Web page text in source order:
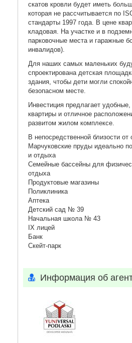
скатов кровли будет иметь
которая не рассчитывается по
стандарты 1997 года. В цене
кладовая. На участке и в
парковочные места и гаражные
инвалидов).
Для наших самых маленьких
спроектирована детская
здания, чтобы дети могли
безопасном месте.
Инвестиция предлагает
квартиры и отличное
развитом жилом комплексе.
В непосредственной близости от
Марчуковские пруды идеально
и отдыха
Семейные бассейны для
отдыха
Продуктовые магазины
Поликлиника
Аптека
Детский сад № 39
Начальная школа № 43
IX лицей
Банк
Скейт-парк
Информация об